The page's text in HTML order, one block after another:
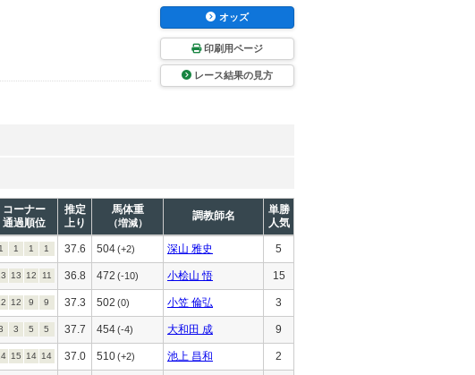
オッズ
印刷用ページ
レース結果の見方
コーナー
通過順位
推定
上り
馬体重
（増減）
調教師名
単勝
人気
1 1 1 1 37.6 504(+2) 深山 雅史 5
13 12 11 36.8 472 (-10) 小桧山 悟 15
12 9 9 37.3 502 (0) 小笠 倫弘 3
3 5 5 37.7 454(-4) 大和田 成 9
15 14 14 37.0 510(+2) 池上 昌和 2